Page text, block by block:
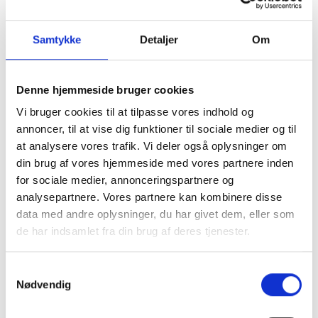
Samtykke Detaljer Om
Denne hjemmeside bruger cookies
Vi bruger cookies til at tilpasse vores indhold og
annoncer, til at vise dig funktioner til sociale medier og til
at analysere vores trafik. Vi deler også oplysninger om
din brug af vores hjemmeside med vores partnere inden
for sociale medier, annonceringspartnere og
analysepartnere. Vores partnere kan kombinere disse
data med andre oplysninger, du har givet dem, eller som
de har indsamlet fra din brug af deres tjenester.
Nødvendig
Beskyttelsesrails type B – Endestykker
Beskyttelsesrails, type B, endebeslag
Beskyttelsesrails type B – Monteringsmateriale
Beskyttelsesrails, type B, 1-etagers
Beskyttelsesrails, type B, 2-etagers
Beskyttelsesrails, type B, 3-etagers
Beskyttelsesrails, type B, 4-etagers
Beskyttelsesrails type B Superplint
Beskyttelsesrails, type B, buet
Beskyttelsesrails type B med håndliste
Beskyttelsesrails, type B, batteriopladningsrist